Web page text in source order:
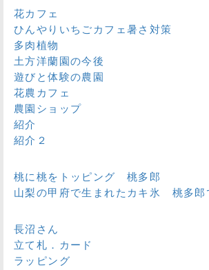
花カフェ
ひんやりいちごカフェ暑さ対策
多肉植物
土方洋蘭園の今後
遊びと体験の農園
花農カフェ
農園ショップ
紹介
紹介２
桃に桃をトッピング 桃多郎
山梨の甲府で生まれたカキ氷 桃多郎
長沼さん
立て札．カード
ラッピング